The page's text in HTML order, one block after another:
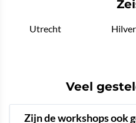
Utrecht
Veel
Zijn de workshops ook